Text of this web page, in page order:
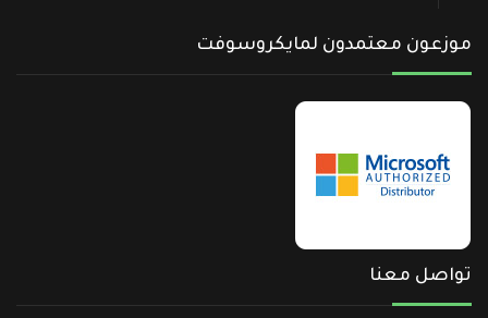
موزعون معتمدون لمايكروسوفت
تواصل معنا